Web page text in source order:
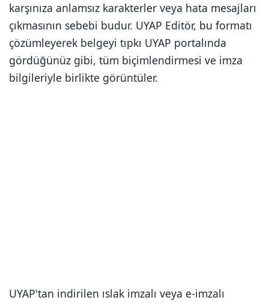
karşınıza anlamsız karakterler veya hata mesajları
çıkmasının sebebi budur. UYAP Editör, bu formatı
çözümleyerek belgeyi tıpkı UYAP portalında
gördüğünüz gibi, tüm biçimlendirmesi ve imza
bilgileriyle birlikte görüntüler.
UYAP'tan indirilen ıslak imzalı veya e-imzalı